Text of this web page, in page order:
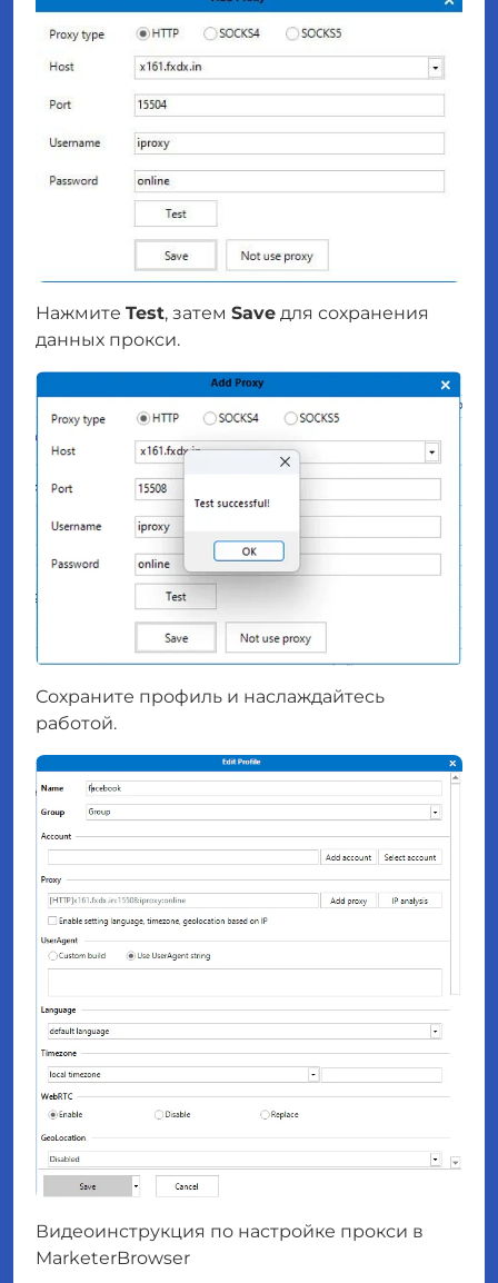
Нажмите Test, затем Save для сохранения
данных прокси.
Сохраните профиль и наслаждайтесь
работой.
Видеоинструкция по настройке прокси в
MarketerBrowser